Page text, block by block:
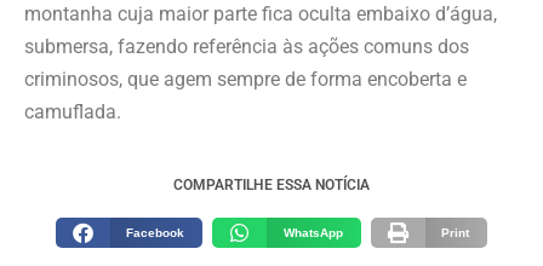
montanha cuja maior parte fica oculta embaixo d’água,
submersa, fazendo referência às ações comuns dos
criminosos, que agem sempre de forma encoberta e
camuflada.
COMPARTILHE ESSA NOTÍCIA
Facebook WhatsApp Print